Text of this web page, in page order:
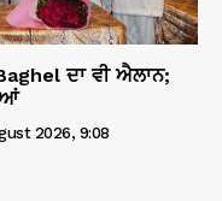
ਦਾ ਵੀ ਐਲਾਨ;
2026, 9:08